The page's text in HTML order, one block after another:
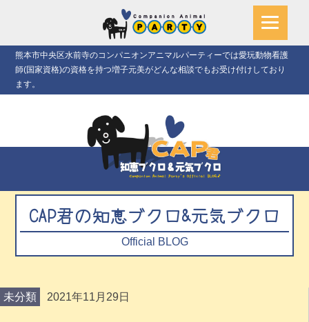
熊本市中央区水前寺のコンパニオンアニマルパーティーでは愛玩動物看護
師(国家資格)の資格を持つ増子元美がどんな相談でもお受け付けしており
ます。
CAP君の知恵ブクロ&元気ブクロ
Official BLOG
未分類 2021年11月29日